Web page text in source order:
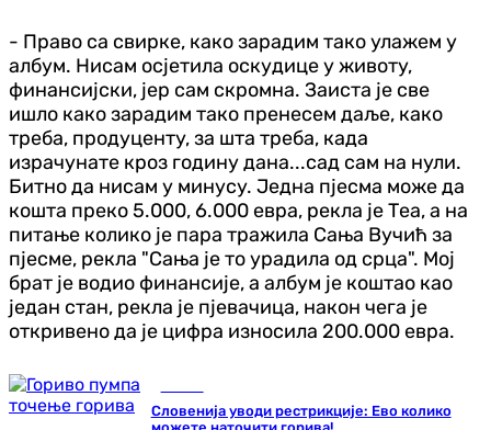
- Право са свирке, како зарадим тако улажем у
албум. Нисам осјетила оскудице у животу,
финансијски, јер сам скромна. Заиста је све
ишло како зарадим тако пренесем даље, како
треба, продуценту, за шта треба, када
израчунате кроз годину дана...сад сам на нули.
Битно да нисам у минусу. Једна пјесма може да
кошта преко 5.000, 6.000 евра, рекла је Теа, а на
питање колико је пара тражила Сања Вучић за
пјесме, рекла "Сања је то урадила од срца". Мој
брат је водио финансије, а албум је коштао као
један стан, рекла је пјевачица, након чега је
откривено да је цифра износила 200.000 евра.
Словенија уводи рестрикције: Ево колико